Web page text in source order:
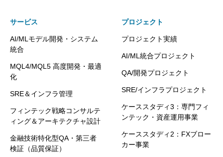
サービス
AI/MLモデル開発・システム
統合
MQL4/MQL5 高度開発・最適
化
SRE＆インフラ管理
フィンテック戦略コンサルテ
ィング＆アーキテクチャ設計
金融技術特化型QA・第三者
検証（品質保証）
プロジェクト
プロジェクト実績
AI/ML統合プロジェクト
QA/開発プロジェクト
SRE/インフラプロジェクト
ケーススタディ3：専門フィ
ンテック・資産運用事業
ケーススタディ2：FXブロー
カー事業